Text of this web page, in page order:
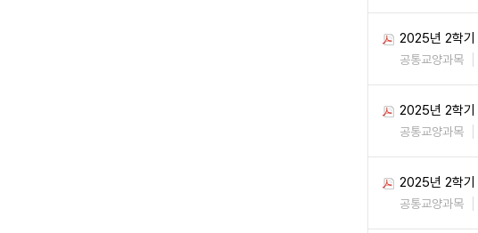
2025년 2학기
공통교양과목
2025년 2학기
공통교양과목
2025년 2학기
공통교양과목